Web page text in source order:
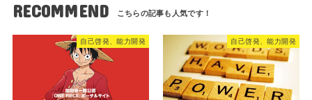
RECOMMEND
自己啓発、能力開発 自己啓発、能力開発